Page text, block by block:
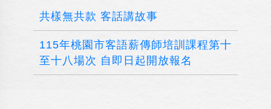
共樣無共款 客話講故事
115年桃園市客語薪傳師培訓課程第十
至十八場次 自即日起開放報名